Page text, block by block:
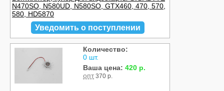
N470SO, N580UD, N580SO, GTX460, 470, 570,
580, HD5870
Уведомить о поступлении
Количество:
0 шт.
Ваша цена: 420 р.
опт 370 р.